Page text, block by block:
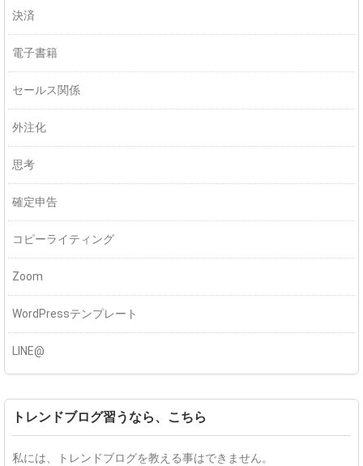
決済
電子書籍
セールス関係
外注化
思考
確定申告
コピーライティング
Zoom
WordPressテンプレート
LINE@
トレンドブログ習うなら、こちら
私には、トレンドブログを教える事はできません。